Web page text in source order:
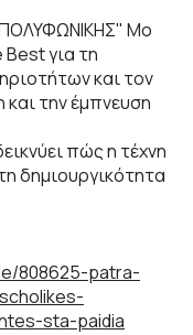
Μο
για τη
και τον
την έμπνευση
πώς η τέχνη
δημιουργικότητα
808625-patra-
sta-paidia